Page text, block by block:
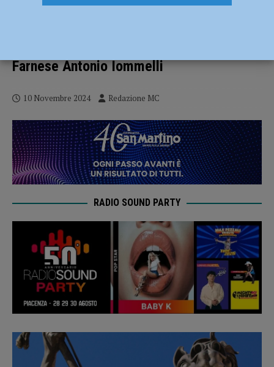
I Cavalli del Mochi, incontro di
Farnese Antonio Iommelli
10 Novembre 2024 Redazione MC
RADIO SOUND PARTY